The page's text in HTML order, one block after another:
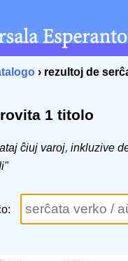
› rezultoj de
1 titolo
ĉiuj varoj, inkluzive